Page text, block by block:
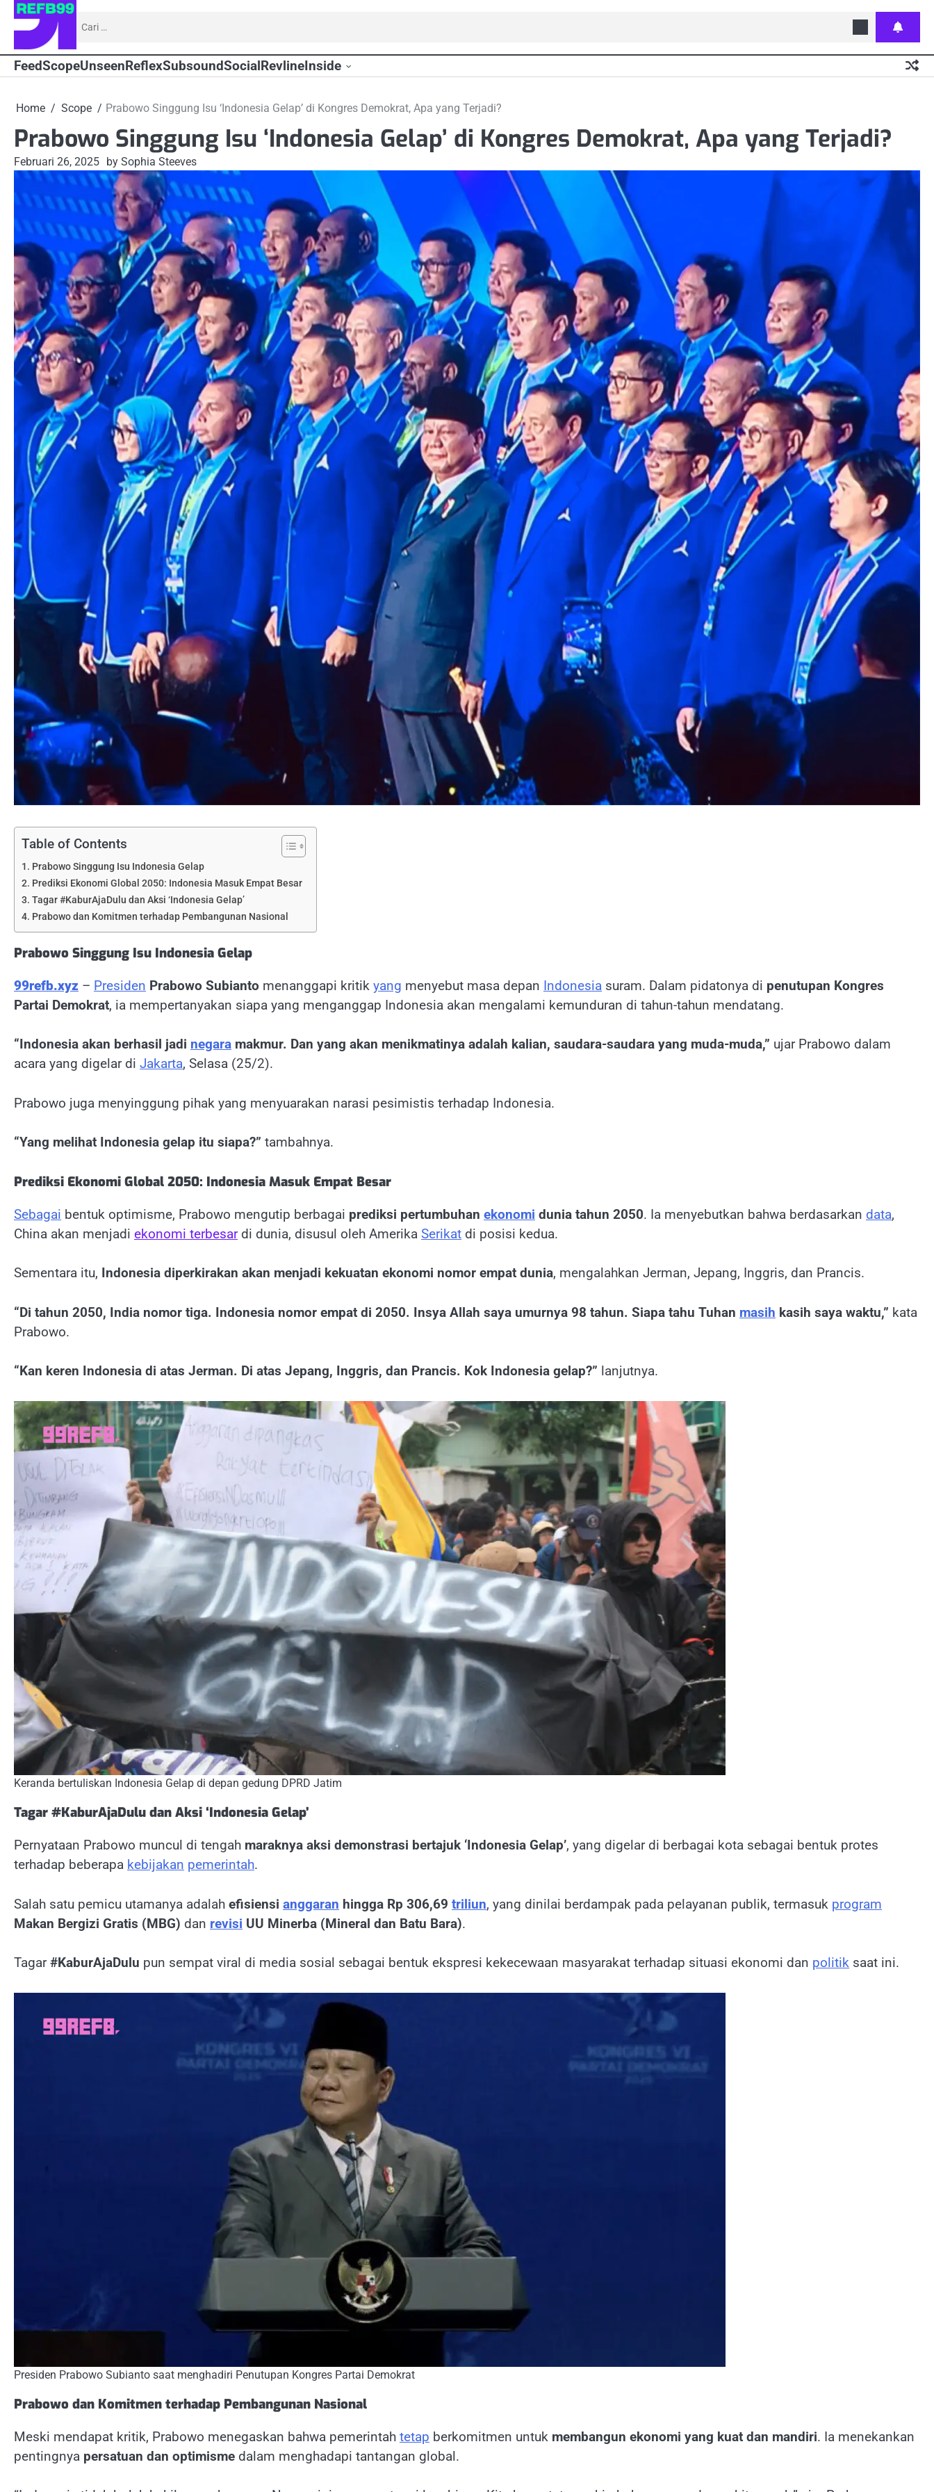
Skip
Cari
FeedScopeUnseenReflexSubsoundSocialRevlineInside
Home Scope Prabowo Singgung Isu ‘Indonesia Gelap’ di Kongres Demokrat, Apa yang Terjadi?
Prabowo Singgung Isu ‘Indonesia Gelap’ di Kongres Demokrat, Apa yang Terjadi?
Februari 26, 2025 by Sophia Steeves
Table of Contents
Prabowo Singgung Isu Indonesia Gelap
Prediksi Ekonomi Global 2050: Indonesia Masuk Empat Besar
Tagar #KaburAjaDulu dan Aksi ‘Indonesia Gelap’
Prabowo dan Komitmen terhadap Pembangunan Nasional
Prabowo Singgung Isu Indonesia Gelap
99refb.xyz – Presiden Prabowo Subianto menanggapi kritik yang menyebut masa depan Indonesia suram. Dalam pidatonya di penutupan Kongres
Partai Demokrat, ia mempertanyakan siapa yang menganggap Indonesia akan mengalami kemunduran di tahun-tahun mendatang.
“Indonesia akan berhasil jadi negara makmur. Dan yang akan menikmatinya adalah kalian, saudara-saudara yang muda-muda,” ujar Prabowo dalam
acara yang digelar di Jakarta, Selasa (25/2).
Prabowo juga menyinggung pihak yang menyuarakan narasi pesimistis terhadap Indonesia.
“Yang melihat Indonesia gelap itu siapa?” tambahnya.
Prediksi Ekonomi Global 2050: Indonesia Masuk Empat Besar
Sebagai bentuk optimisme, Prabowo mengutip berbagai prediksi pertumbuhan ekonomi dunia tahun 2050. Ia menyebutkan bahwa berdasarkan data,
China akan menjadi ekonomi terbesardi dunia, disusul oleh Amerika Serikat di posisi kedua.
Sementara itu, Indonesia diperkirakan akan menjadi kekuatan ekonomi nomor empat dunia, mengalahkan Jerman, Jepang, Inggris, dan Prancis.
“Di tahun 2050, India nomor tiga. Indonesia nomor empat di 2050. Insya Allah saya umurnya 98 tahun. Siapa tahu Tuhan masih kasih saya waktu,” kata
Prabowo.
“Kan keren Indonesia di atas Jerman. Di atas Jepang, Inggris, dan Prancis. Kok Indonesia gelap?” lanjutnya.
Keranda bertuliskan Indonesia Gelap di depan gedung DPRD Jatim
Tagar #KaburAjaDulu dan Aksi ‘Indonesia Gelap’
Pernyataan Prabowo muncul di tengah maraknya aksi demonstrasi bertajuk ‘Indonesia Gelap’, yang digelar di berbagai kota sebagai bentuk protes
terhadap beberapa kebijakan pemerintah.
Salah satu pemicu utamanya adalah efisiensi anggaran hingga Rp 306,69 triliun, yang dinilai berdampak pada pelayanan publik, termasuk program
Makan Bergizi Gratis (MBG) dan revisi UU Minerba (Mineral dan Batu Bara).
Tagar#KaburAjaDulu pun sempat viral di media sosial sebagai bentuk ekspresi kekecewaan masyarakat terhadap situasi ekonomi dan politik saat ini.
Presiden Prabowo Subianto saat menghadiri Penutupan Kongres Partai Demokrat
Prabowo dan Komitmen terhadap Pembangunan Nasional
Meski mendapat kritik, Prabowo menegaskan bahwa pemerintah tetap berkomitmen untuk membangun ekonomi yang kuat dan mandiri. Ia menekankan
pentingnya persatuan dan optimisme dalam menghadapi tantangan global.